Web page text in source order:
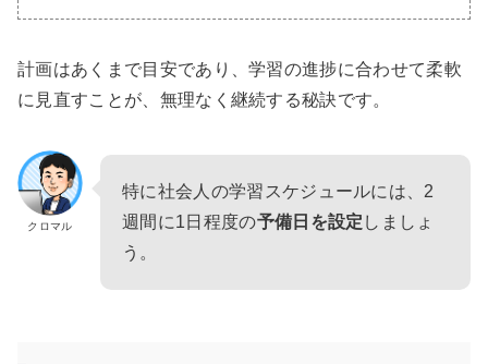
計画はあくまで目安であり、学習の進捗に合わせて柔軟
に見直すことが、無理なく継続する秘訣です。
クロマル
特に社会人の学習スケジュールには、2
週間に1日程度の予備日を設定 しましょ
う。